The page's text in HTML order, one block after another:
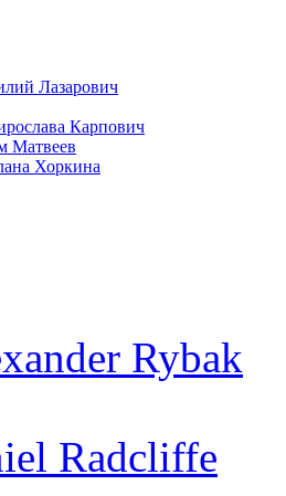
Лазарович
Карпович
Матвеев
Хоркина
Rybak
Radcliffe